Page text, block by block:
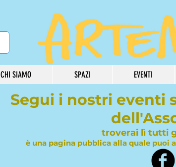
CHI SIAMO SPAZI EVENTI
Segui i nostri eventi
troverai lì tutti
è una pagina pubblica alla quale puoi